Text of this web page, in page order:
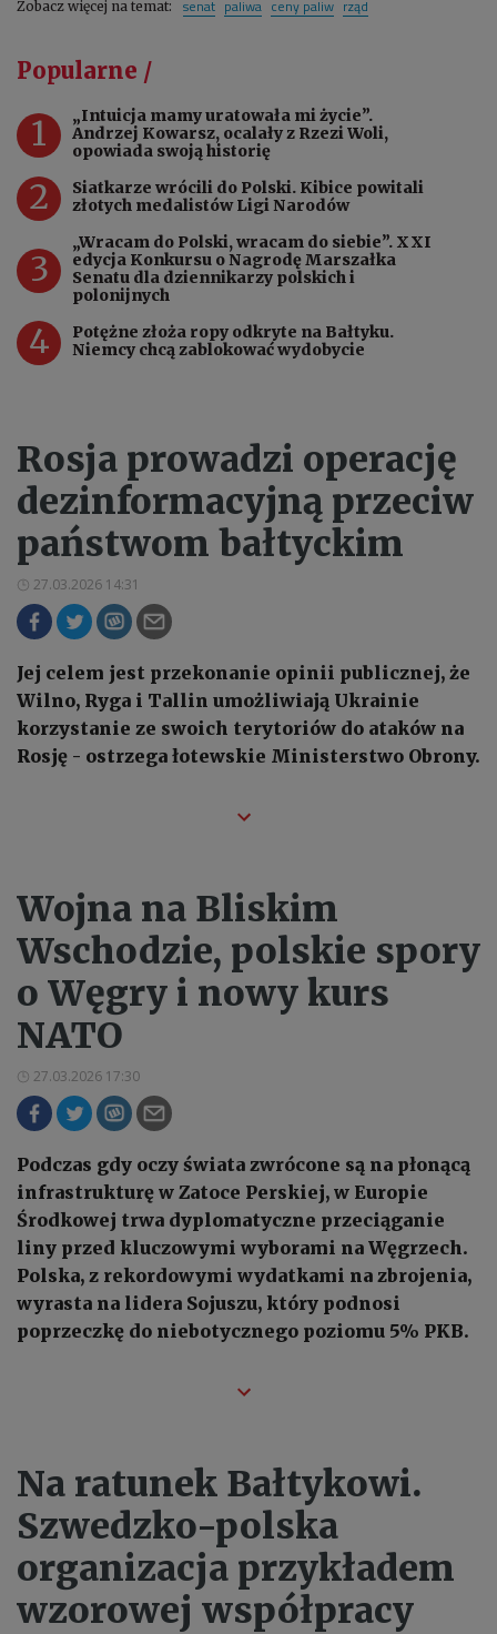
Zobacz więcej na temat: senat paliwa ceny paliw rząd
Popularne /
1
„Intuicja mamy uratowała mi życie”.
Andrzej Kowarsz, ocalały z Rzezi Woli,
opowiada swoją historię
2
Siatkarze wrócili do Polski. Kibice powitali
złotych medalistów Ligi Narodów
3
„Wracam do Polski, wracam do siebie”. XXI
edycja Konkursu o Nagrodę Marszałka
Senatu dla dziennikarzy polskich i
polonijnych
4
Potężne złoża ropy odkryte na Bałtyku.
Niemcy chcą zablokować wydobycie
Rosja prowadzi operację
dezinformacyjną przeciw
państwom bałtyckim
27.03.2026 14:31
Jej celem jest przekonanie opinii publicznej, że
Wilno, Ryga i Tallin umożliwiają Ukrainie
korzystanie ze swoich terytoriów do ataków na
Rosję - ostrzega łotewskie Ministerstwo Obrony.
Wojna na Bliskim
Wschodzie, polskie spory
o Węgry i nowy kurs
NATO
27.03.2026 17:30
Podczas gdy oczy świata zwrócone są na płonącą
infrastrukturę w Zatoce Perskiej, w Europie
Środkowej trwa dyplomatyczne przeciąganie
liny przed kluczowymi wyborami na Węgrzech.
Polska, z rekordowymi wydatkami na zbrojenia,
wyrasta na lidera Sojuszu, który podnosi
poprzeczkę do niebotycznego poziomu 5% PKB.
Na ratunek Bałtykowi.
Szwedzko-polska
organizacja przykładem
wzorowej współpracy